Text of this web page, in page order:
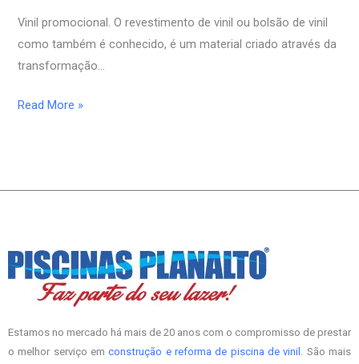
Vinil promocional. O revestimento de vinil ou bolsão de vinil
como também é conhecido, é um material criado através da
transformação…
Read More »
Estamos no mercado há mais de 20 anos com o compromisso de prestar
o melhor serviço emconstrução e reforma de piscina de vinil . São mais